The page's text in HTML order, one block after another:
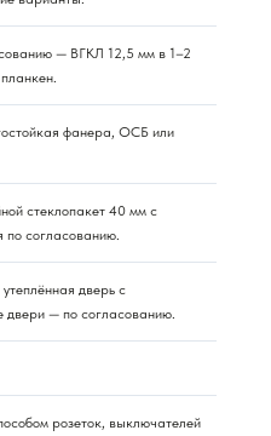
— ВГКЛ 12,5 мм в 1–2
фанера, ОСБ или
стеклопакет 40 мм с
согласованию.
дверь с
— по согласованию.
розеток, выключателей